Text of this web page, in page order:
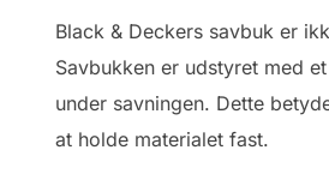
Black & Deckers savbuk er
Savbukken er udstyret med
under savningen. Dette
at holde materialet fast.